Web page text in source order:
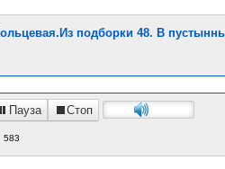
подборки 48. В
Пауза Стоп
583